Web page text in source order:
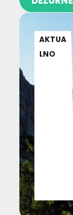
AKTUA
LNO